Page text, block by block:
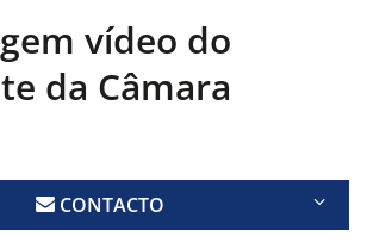
vídeo do
da Câmara
CONTACTO